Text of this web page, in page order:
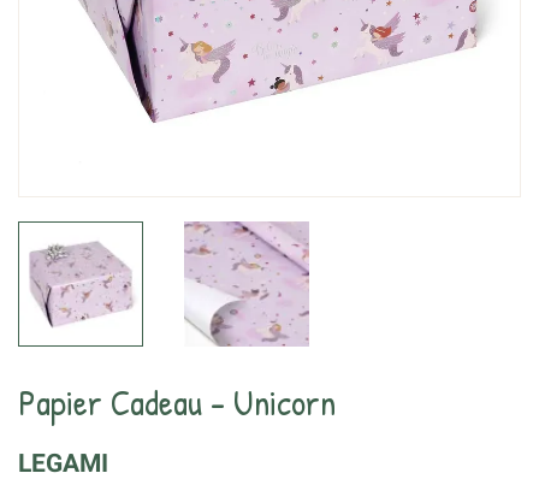
Papier Cadeau - Unicorn
LEGAMI